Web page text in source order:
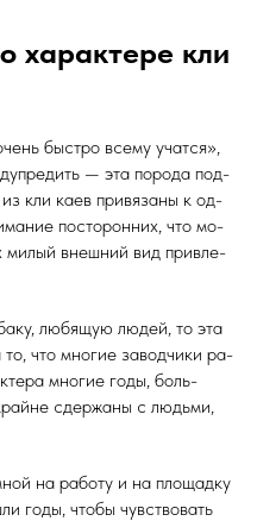
ха­рак­те­ре кли
быс­тро все­му учат­ся»,
— эта по­рода под­
кли ка­ев при­вяза­ны к од­
пос­то­рон­них, что мо­
ми­лый внеш­ний вид прив­ле­
лю­бящую лю­дей, то эта
что мно­гие за­вод­чи­ки ра­
мно­гие го­ды, боль­
сдер­жа­ны с людь­ми,
на ра­боту и на пло­щад­ку
го­ды, что­бы чувс­тво­вать